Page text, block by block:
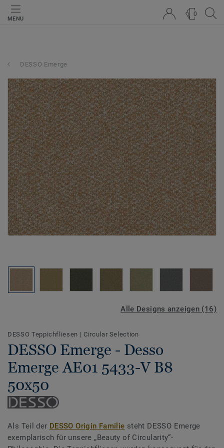
MENU
0
DESSO Emerge
Alle Designs anzeigen (16)
DESSO Teppichfliesen | Circular Selection
DESSO Emerge - Desso
Emerge AE01 5433-V B8
50x50
Als Teil der DESSO Origin Familie steht DESSO Emerge
exemplarisch für unsere „Beauty of Circularity“-